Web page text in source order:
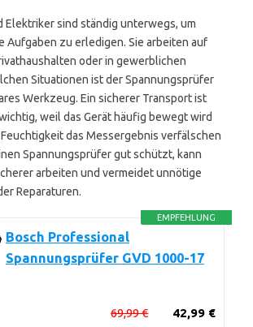
Elektriker sind ständig unterwegs, um
Aufgaben zu erledigen. Sie arbeiten auf
oder in gewerblichen
Situationen ist der Spannungsprüfer
Werkzeug. Ein sicherer Transport ist
weil das Gerät häufig bewegt wird
das Messergebnis verfälschen
Spannungsprüfer gut schützt, kann
arbeiten und vermeidet unnötige
Reparaturen.
EMPFEHLUNG
Bosch Professional
Spannungsprüfer GVD 1000-17
42,99 €
69,99 €